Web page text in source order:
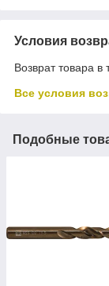
Условия
Возврат товара в
Все условия
Подобные